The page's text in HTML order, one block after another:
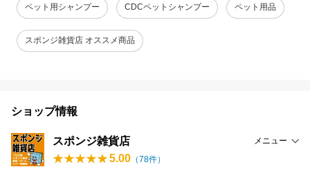
ペット用シャンプー CDCペットシャンプー ペット用品
スポンジ雑貨店 オススメ商品
ショップ情報
スポンジ雑貨店 メニュー
5.00 （78件）